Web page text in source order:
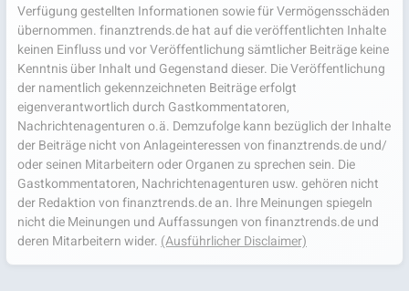
Verfügung gestellten Informationen sowie für Vermögensschäden
übernommen. finanztrends.de hat auf die veröffentlichten Inhalte
keinen Einfluss und vor Veröffentlichung sämtlicher Beiträge keine
Kenntnis über Inhalt und Gegenstand dieser. Die Veröffentlichung
der namentlich gekennzeichneten Beiträge erfolgt
eigenverantwortlich durch Gastkommentatoren,
Nachrichtenagenturen o.ä. Demzufolge kann bezüglich der Inhalte
der Beiträge nicht von Anlageinteressen von finanztrends.de und/
oder seinen Mitarbeitern oder Organen zu sprechen sein. Die
Gastkommentatoren, Nachrichtenagenturen usw. gehören nicht
der Redaktion von finanztrends.de an. Ihre Meinungen spiegeln
nicht die Meinungen und Auffassungen von finanztrends.de und
deren Mitarbeitern wider. (Ausführlicher Disclaimer)